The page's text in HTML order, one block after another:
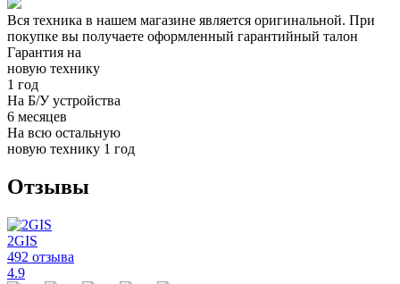
Вся техника в нашем магазине является оригинальной. При
покупке вы получаете оформленный гарантийный талон
Гарантия на
новую технику
1 год
На Б/У устройства
6 месяцев
На всю остальную
новую технику 1 год
Отзывы
2GIS
492 отзыва
4.9